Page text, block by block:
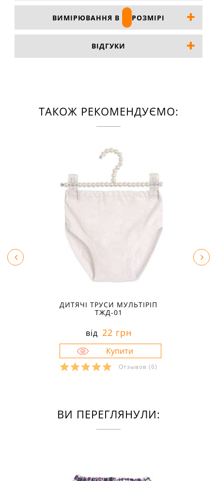
ВИМІРЮВАННЯ В РОЗМІРІ
ВІДГУКИ
ТАКОЖ РЕКОМЕНДУЄМО:
ДИТЯЧІ ТРУСИ МУЛЬТІРІП
ТЖД-01
від 22 грн
Отзывов (6)
ВИ ПЕРЕГЛЯНУЛИ: